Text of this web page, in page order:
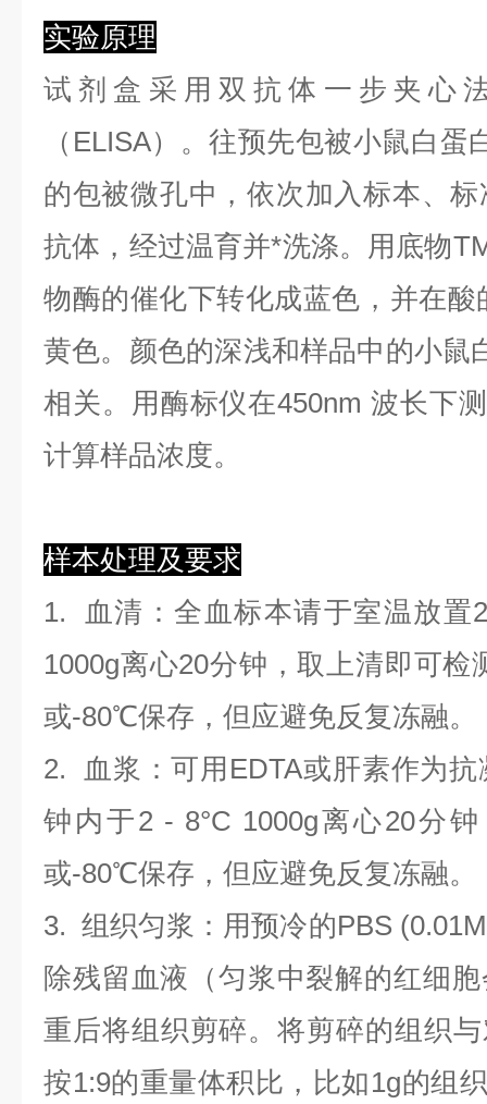
实验原理
试剂盒采用双抗体一步夹心
（ELISA）。往预先包被小鼠白
的包被微孔中，依次加入标本、
抗体，经过温育并*洗涤。用底物
物酶的催化下转化成蓝色，并在
黄色。颜色的深浅和样品中的小鼠
相关。用酶标仪在450nm 波长下
计算样品浓度。
样本处理及要求
1.
血清 ：全血标本请于室温放
1000g离心20分钟，取上清即可
或-80℃保存，但应避免反复冻融。
2.
血浆 ：可用EDTA或肝素作为
钟内于2 - 8°C 1000g离心20分
或-80℃保存，但应避免反复冻融。
3.组织匀浆 ：用预冷的PBS
除残留血液（匀浆中裂解的红细
重后将组织剪碎。将剪碎的组织
按1:9的重量体积比，比如1g的组